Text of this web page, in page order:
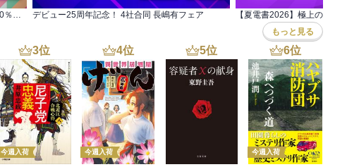
真夏の古典ホラー 光文社古典新訳文庫 最大30％OFF デビュー25周年記念！ 4社合同 長嶋有フェア
もっと見る
3位
今週入荷
4位
今週入荷
5位 6位
今週入荷